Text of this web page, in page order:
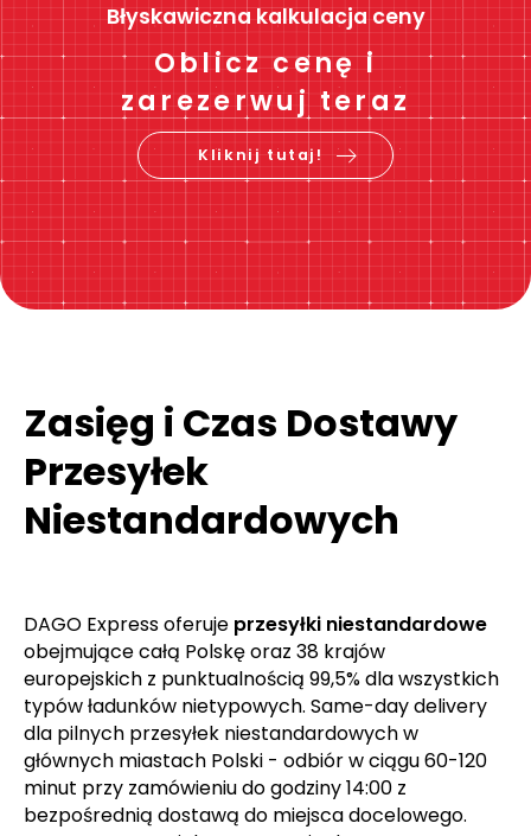
Błyskawiczna kalkulacja ceny
Oblicz cenę i
zarezerwuj teraz
Kliknij tutaj!
Zasięg i Czas Dostawy
Przesyłek
Niestandardowych
DAGO Express oferuje przesyłki niestandardowe
obejmujące całą Polskę oraz 38 krajów
europejskich z punktualnością 99,5% dla wszystkich
typów ładunków nietypowych. Same-day delivery
dla pilnych przesyłek niestandardowych w
głównych miastach Polski - odbiór w ciągu 60-120
minut przy zamówieniu do godziny 14:00 z
bezpośrednią dostawą do miejsca docelowego.